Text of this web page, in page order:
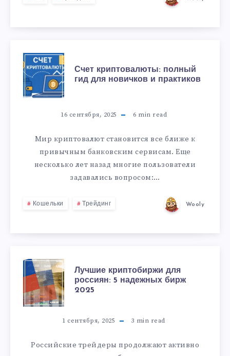
Счет криптовалюты: полный
гид для новичков и практиков
16 сентября, 2025 6 min read
Мир криптовалют становится все ближе к
привычным банковским сервисам. Еще
несколько лет назад многие пользователи
задавались вопросом:…
Кошельки Трейдинг Wooly
Лучшие криптобиржи для
россиян: 5 надежных бирж
2025
1 сентября, 2025 3 min read
Российские трейдеры продолжают активно